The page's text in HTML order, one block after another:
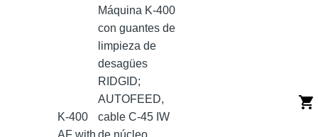
K-400
Máquina K-400
con guantes de
limpieza de
desagües
RIDGID;
AUTOFEED,
cable C-45 IW